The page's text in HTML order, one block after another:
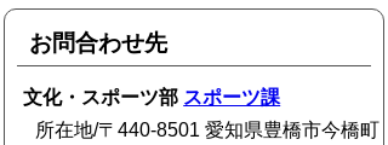
お問合わせ先
文化・スポーツ部 スポーツ課
所在地/〒440-8501 愛知県豊橋市今橋町